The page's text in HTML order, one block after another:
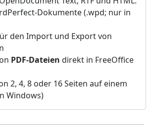
Dokumente (.wpd; nur in
den Import und Export von
PDF-Dateien direkt in FreeOffice
2, 4, 8 oder 16 Seiten auf einem
Windows)